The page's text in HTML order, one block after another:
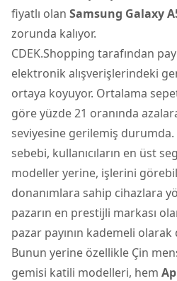
fiyatlı olan Samsung Galaxy
zorunda kalıyor.
CDEK.Shopping tarafından
elektronik alışverişlerindeki
ortaya koyuyor. Ortalama
göre yüzde 21 oranında
seviyesine gerilemiş
sebebi, kullanıcıların en üst
modeller yerine, işlerini
donanımlara sahip cihazlara
pazarın en prestijli markası
pazar payının kademeli
Bunun yerine özellikle Çin
gemisi katili modelleri, hem